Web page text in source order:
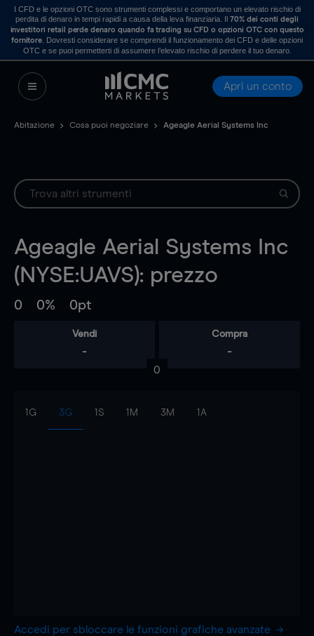
I CFD e le opzioni OTC sono strumenti complessi e comportano un elevato rischio di
perdita di denaro in tempi rapidi a causa della leva finanziaria. Il70% dei conti degli
investitori retail perde denaro quando fa trading su CFD o opzioni OTC con questo
fornitore . Dovresti considerare se comprendi il funzionamento dei CFD e delle opzioni
OTC e se puoi permetterti di assumere l’elevato rischio di perdere il tuo denaro.
Apri un conto
Abitazione Cosa puoi negoziare Ageagle Aerial Systems Inc
Ageagle Aerial Systems Inc
(NYSE:UAVS): prezzo
0 0% 0pt
Vendi
-
Compra
-
0
1G 3G 1S 1M 3M 1A
Accedi per sbloccare le funzioni grafiche avanzate